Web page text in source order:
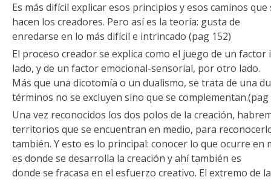
Es más difícil explicar esos principios y esos caminos
hacen los creadores. Pero así es la teoría: gusta de
enredarse en lo más difícil e intrincado (pag 152)
El proceso creador se explica como el juego de un
lado, y de un factor emocional-sensorial, por otro lado.
Más que una dicotomía o un dualismo, se trata de una
términos no se excluyen sino que se complementan.(pag
Una vez reconocidos los dos polos de la creación,
territorios que se encuentran en medio, para
también. Y esto es lo principal: conocer lo que ocurre en
es donde se desarrolla la creación y ahí también es
donde se fracasa en el esfuerzo creativo. El extremo de